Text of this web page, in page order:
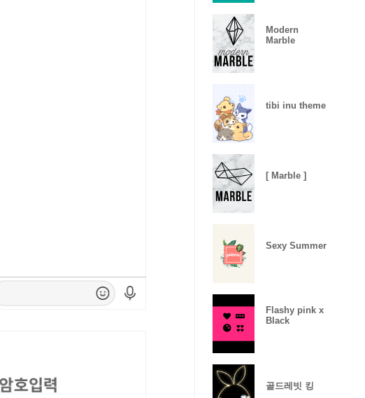
Modern
Marble
tibi inu theme
[ Marble ]
Sexy Summer
Flashy pink x
Black
골드레빗 킹